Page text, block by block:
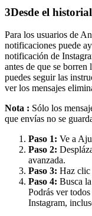
3Desde el
Para los usuarios de
notificaciones puede
notificación de
antes de que se borren
puedes seguir las
ver los mensajes
Nota : Sólo los
que envías no se
Paso 1: Ve a
Paso 2:
avanzada.
Paso 3: Haz clic
Paso 4: Busca
Podrás ver
Instagram,